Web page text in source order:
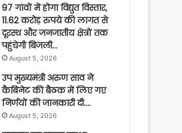
97 गांवों में होगा विद्युत विस्तार,
11.62 करोड़ रुपये की लागत से
दूरस्थ और जनजातीय क्षेत्रों तक
पहुंचेगी बिजली…
August 5, 2026
उप मुख्यमंत्री अरुण साव ने
कैबिनेट की बैठक में लिए गए
निर्णयों की जानकारी दी….
August 5, 2026